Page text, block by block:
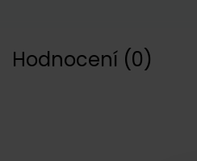
Hodnocení (0)